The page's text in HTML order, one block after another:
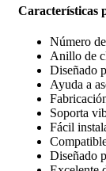
Características
Número
Anillo de
Diseñado
Ayuda a
Soporta
Fácil
Diseñado